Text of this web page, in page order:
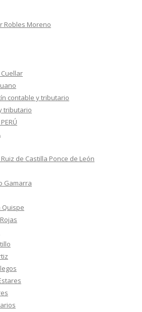
Robles Moreno
contable y tributario
tributario
de Castilla Ponce de León
Gamarra
Quispe